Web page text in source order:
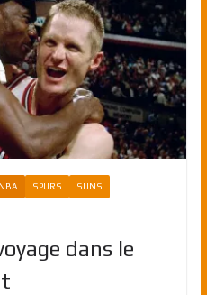
NBA SPURS SUNS
dans le